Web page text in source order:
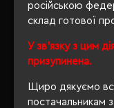
російською
склад готової
У зв'язку з цим
призупинена.
Щиро дякуємо
постачальникам